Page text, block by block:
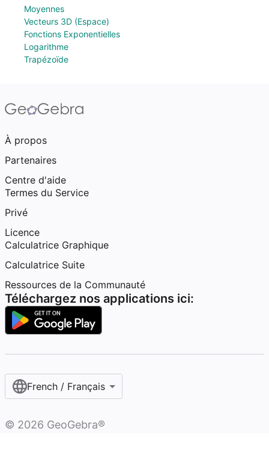
Moyennes
Vecteurs 3D (Espace)
Fonctions Exponentielles
Logarithme
Trapézoïde
À propos
Partenaires
Centre d'aide
Termes du Service
Privé
Licence
Calculatrice Graphique
Calculatrice Suite
Ressources de la Communauté
Téléchargez nos applications ici:
French / Français‎
© 2026 GeoGebra®